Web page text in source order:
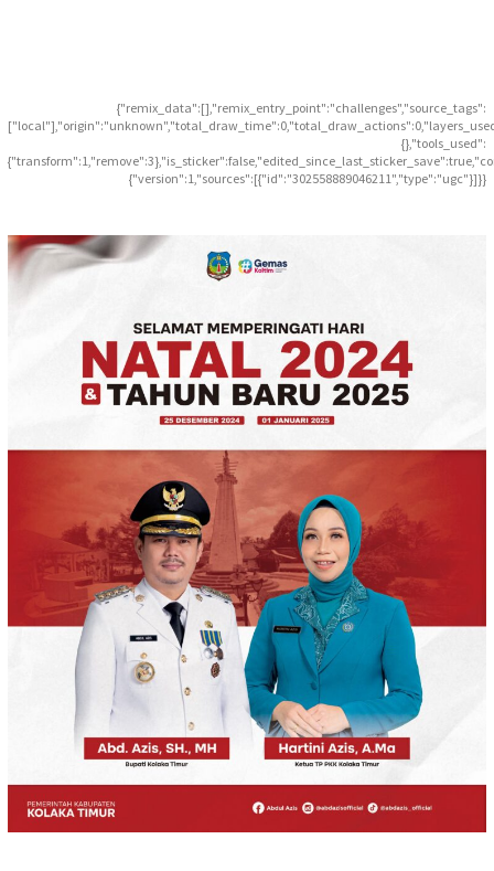
{"remix_data":[],"remix_entry_point":"challenges","source_tags":
{},"tools_used":
{"version":1,"sources":[{"id":"302558889046211","type":"ugc"}]}}